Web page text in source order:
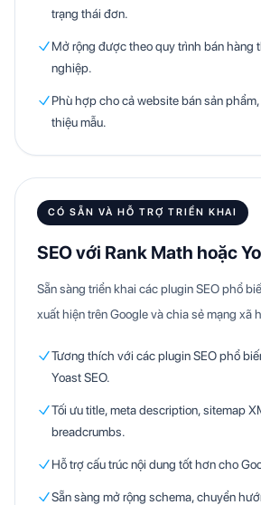
trạng thái đơn.
Mở rộng được theo quy trình bán hàng
nghiệp.
Phù hợp cho cả website bán sản
thiệu mẫu.
CÓ SẴN VÀ HỖ TRỢ TRIỂN KHAI
SEO với Rank Math hoặc
Sẵn sàng triển khai các plugin SEO phổ
xuất hiện trên Google và chia sẻ mạng xã
Tương thích với các plugin SEO phổ
Yoast SEO.
Tối ưu title, meta description, sitemap
breadcrumbs.
Hỗ trợ cấu trúc nội dung tốt hơn cho
Sẵn sàng mở rộng schema, chuyển